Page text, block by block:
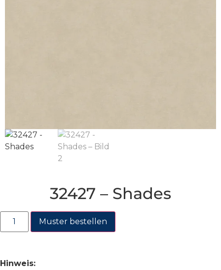
32427 – Shades
Muster bestellen
Hinweis: